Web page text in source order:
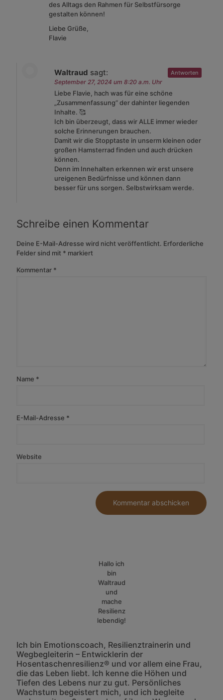
des Alltags den Rahmen für Selbstfürsorge
gestalten können!
Liebe Grüße,
Flavie
Waltraud sagt:
September 27, 2024 um 8:20 a.m. Uhr
Liebe Flavie, hach was für eine schöne
„Zusammenfassung“ der dahinter liegenden
Inhalte. 🥰
Ich bin überzeugt, dass wir ALLE immer wieder
solche Erinnerungen brauchen.
Damit wir die Stopptaste in unserm kleinen oder
großen Hamsterrad finden und auch drücken
können.
Denn im Innehalten erkennen wir erst unsere
ureigenen Bedürfnisse und können dann
besser für uns sorgen. Selbstwirksam werde.
Antworten
Schreibe einen Kommentar
Deine E-Mail-Adresse wird nicht veröffentlicht. Erforderliche
Felder sind mit * markiert
Kommentar *
Name *
E-Mail-Adresse *
Website
Hallo ich
bin
Waltraud
und
mache
Resilienz
lebendig!
Ich bin Emotionscoach, Resilienztrainerin und
Wegbegleiterin – Entwicklerin der
Hosentaschenresilienz® und vor allem eine Frau,
die das Leben liebt. Ich kenne die Höhen und
Tiefen des Lebens nur zu gut. Persönliches
Wachstum begeistert mich, und ich begleite